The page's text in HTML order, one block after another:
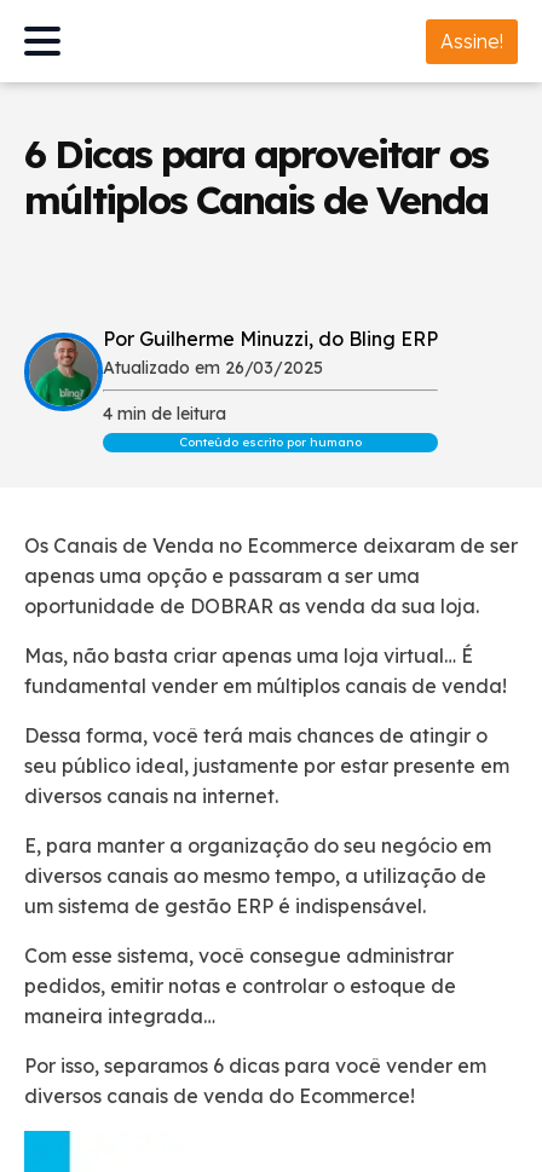
Assine!
6 Dicas para aproveitar os
múltiplos Canais de Venda
Por Guilherme Minuzzi, do Bling ERP
Atualizado em 26/03/2025
4 min de leitura
Conteúdo escrito por humano
Os Canais de Venda no Ecommerce deixaram de ser
apenas uma opção e passaram a ser uma
oportunidade de DOBRAR as venda da sua loja.
Mas, não basta criar apenas uma loja virtual… É
fundamental vender em múltiplos canais de venda!
Dessa forma, você terá mais chances de atingir o
seu público ideal, justamente por estar presente em
diversos canais na internet.
E, para manter a organização do seu negócio em
diversos canais ao mesmo tempo, a utilização de
um sistema de gestão ERP é indispensável.
Com esse sistema, você consegue administrar
pedidos, emitir notas e controlar o estoque de
maneira integrada…
Por isso, separamos 6 dicas para você vender em
diversos canais de venda do Ecommerce!